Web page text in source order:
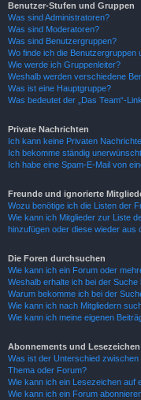
Benutzer-Stufen und Gruppen
Was sind Administratoren?
Was sind Moderatoren?
Was sind Benutzergruppen?
Wo finde ich die Benutzergruppen
Wie werde ich Gruppenleiter?
Weshalb werden verschiedene
Was ist eine Hauptgruppe?
Was bedeutet der „Das Team“-
Private Nachrichten
Ich kann keine Privaten
Ich bekomme ständig
Ich habe eine Spam-E-Mail von
Freunde und ignorierte
Wozu benötige ich die Listen der
Wie kann ich Mitglieder zur Liste
hinzufügen oder diese wieder aus
Die Foren durchsuchen
Wie kann ich ein Forum oder
Weshalb erhalte ich bei der
Warum bekomme ich bei der
Wie kann ich nach Mitgliedern
Wie kann ich meine eigenen
Abonnements und Lesezeichen
Was ist der Unterschied
Thema oder Forum?
Wie kann ich ein Lesezeichen auf
Wie kann ich ein Forum